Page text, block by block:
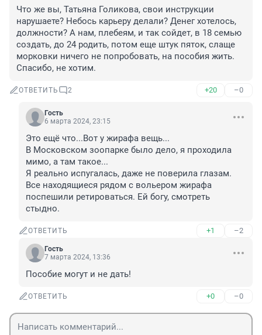
Что же вы, Татьяна Голикова, свои инструкции
нарушаете? Небось карьеру делали? Денег хотелось,
должности? А нам, плебеям, и так сойдет, в 18 семью
создать, до 24 родить, потом еще штук пяток, слаще
морковки ничего не попробовать, на пособия жить.
Спасибо, не хотим.
ОТВЕТИТЬ 2 +20 –0
Гость
6 марта 2024, 23:15
Это ещё что...Вот у жирафа вещь...
В Московском зоопарке было дело, я проходила
мимо, а там такое...
Я реально испугалась, даже не поверила глазам.
Все находящиеся рядом с вольером жирафа
поспешили ретироваться. Ей богу, смотреть
стыдно.
ОТВЕТИТЬ +1 –2
Гость
7 марта 2024, 13:36
Пособие могут и не дать!
ОТВЕТИТЬ +0 –0